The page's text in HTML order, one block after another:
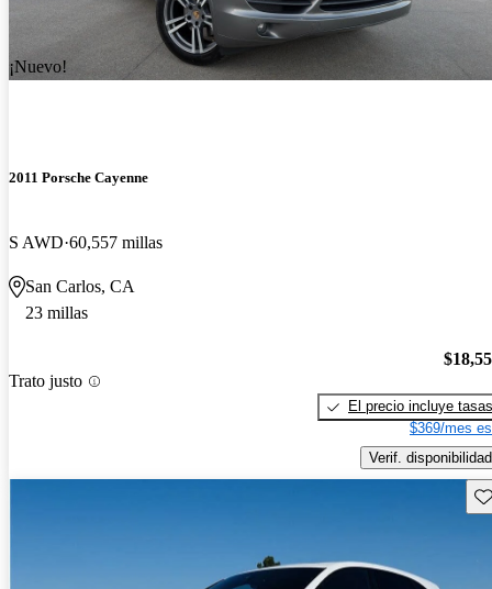
¡Nuevo!
2011 Porsche Cayenne
S AWD 60,557 millas
San Carlos, CA
23 millas
Trato justo
El precio incluye tasas
$369/mes
Verif. disponibilidad